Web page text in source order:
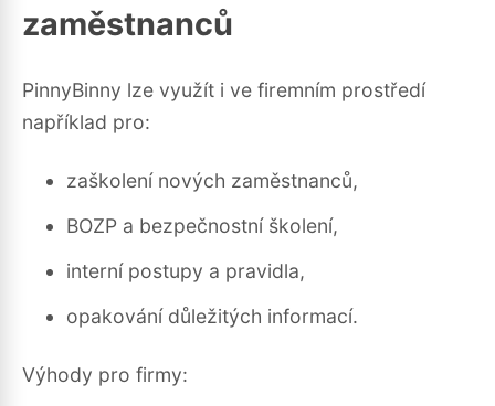
zaměstnanců
PinnyBinny lze využít i ve firemním prostředí
například pro:
zaškolení nových zaměstnanců,
BOZP a bezpečnostní školení,
interní postupy a pravidla,
opakování důležitých informací.
Výhody pro firmy: